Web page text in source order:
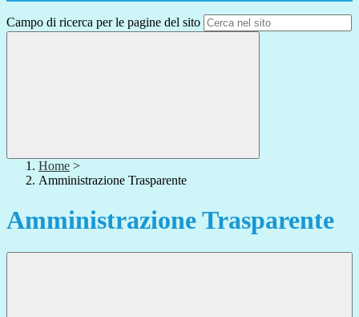
Campo di ricerca per le pagine del sito
Home >
Amministrazione Trasparente
Amministrazione Trasparente